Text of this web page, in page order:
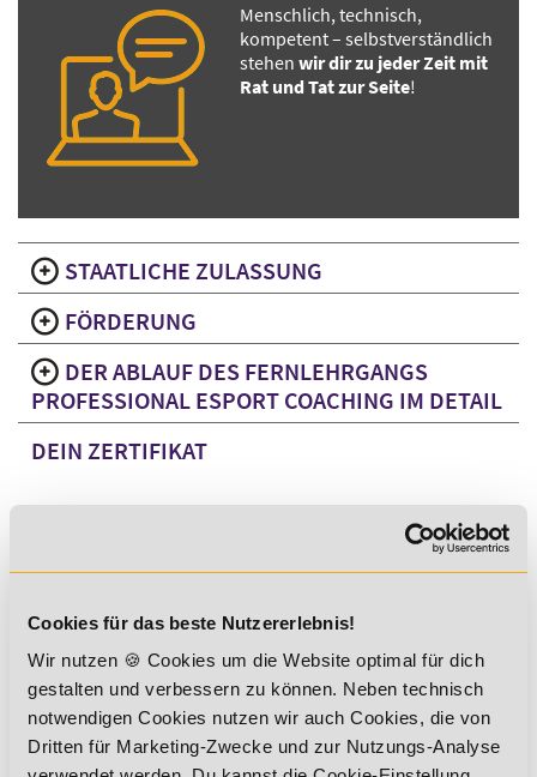
Cookies für das beste Nutzererlebnis!
Wir nutzen 🍪 Cookies um die Website optimal für dich
gestalten und verbessern zu können. Neben technisch
notwendigen Cookies nutzen wir auch Cookies, die von
Dritten für Marketing-Zwecke und zur Nutzungs-Analyse
Menschlich, technisch,
kompetent – selbstverständlich
stehen wir dir zu jeder Zeit mit
Rat und Tat zur Seite!
STAATLICHE ZULASSUNG
FÖRDERUNG
DER ABLAUF DES FERNLEHRGANGS
PROFESSIONAL ESPORT COACHING IM DETAIL
DEIN ZERTIFIKAT
Du erwirbst eine hochwertige Qualifikation, die dir viele
branchenanerkannter Abschluss
Zertifikat mit unbegrenzter Gültigkeit
anerkannt bei vielen Arbeitgebern, Vereinen und
Verbänden